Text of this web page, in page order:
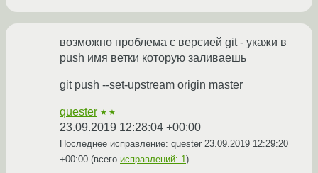
возможно проблема с версией git - укажи в
push имя ветки которую заливаешь
git push --set-upstream origin master
quester ★★
23.09.2019 12:28:04 +00:00
Последнее исправление: quester 23.09.2019 12:29:20
+00:00 (всего исправлений: 1)